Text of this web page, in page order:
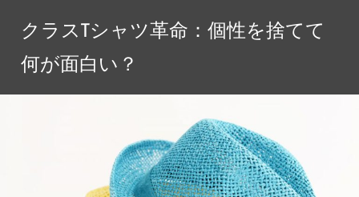
クラスTシャツ革命：個性を捨てて
何が面白い？